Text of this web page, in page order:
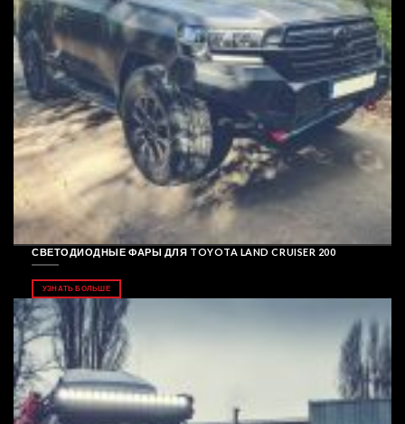
СВЕТОДИОДНЫЕ ФАРЫ ДЛЯ TOYOTA LAND CRUISER 200
УЗНАТЬ БОЛЬШЕ